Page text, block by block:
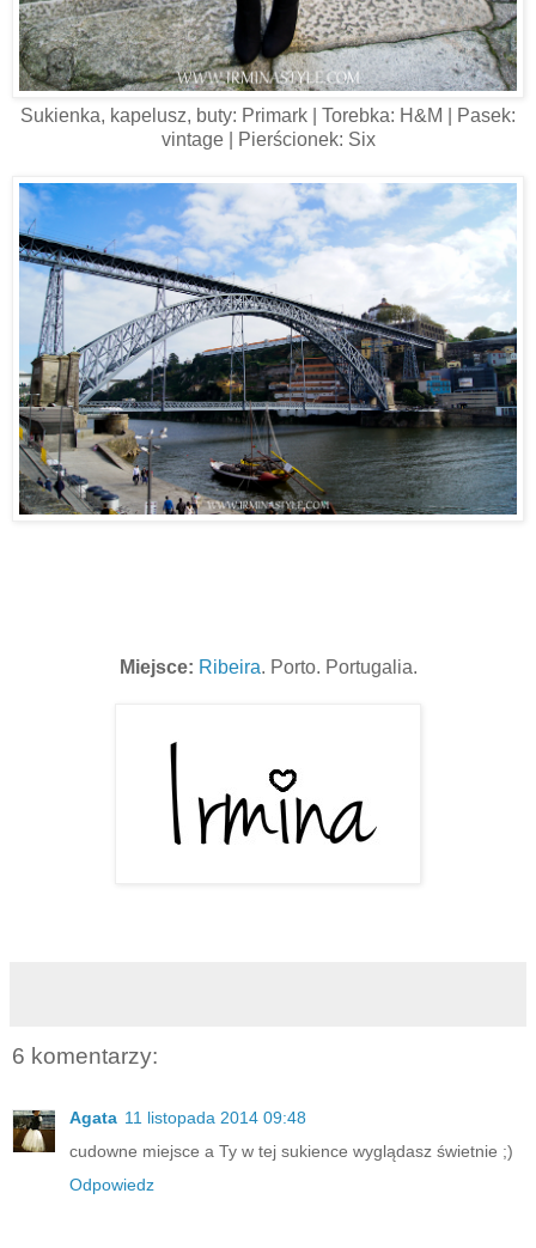
Sukienka, kapelusz, buty: Primark | Torebka: H&M | Pasek:
vintage | Pierścionek: Six
Miejsce: Ribeira. Porto. Portugalia.
6 komentarzy:
Agata 11 listopada 2014 09:48
cudowne miejsce a Ty w tej sukience wyglądasz świetnie ;)
Odpowiedz